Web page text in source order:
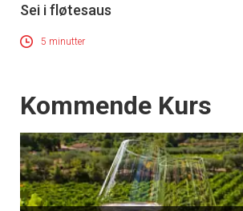
Sei i fløtesaus
5 minutter
Events
Kommende Kurs